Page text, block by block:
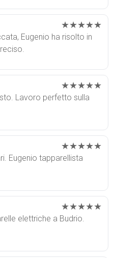
★★★★★
Eugenio ha risolto in
★★★★★
Lavoro perfetto sulla
★★★★★
Eugenio tapparellista
★★★★★
elettriche a Budrio.